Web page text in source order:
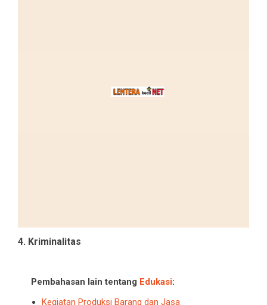
4. Kriminalitas
Pembahasan lain tentang Edukasi:
Kegiatan Produksi Barang dan Jasa